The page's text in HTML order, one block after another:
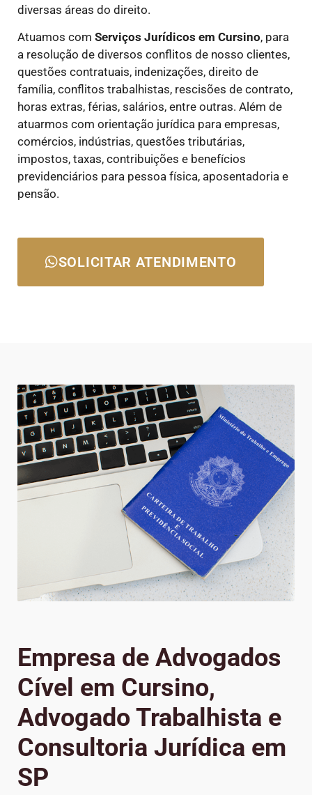
diversas áreas do direito.
Atuamos com Serviços Jurídicos em Cursino, para
a resolução de diversos conflitos de nosso clientes,
questões contratuais, indenizações, direito de
família, conflitos trabalhistas, rescisões de contrato,
horas extras, férias, salários, entre outras. Além de
atuarmos com orientação jurídica para empresas,
comércios, indústrias, questões tributárias,
impostos, taxas, contribuições e benefícios
previdenciários para pessoa física, aposentadoria e
pensão.
SOLICITAR ATENDIMENTO
Empresa de Advogados
Cível em Cursino,
Advogado Trabalhista e
Consultoria Jurídica em
SP